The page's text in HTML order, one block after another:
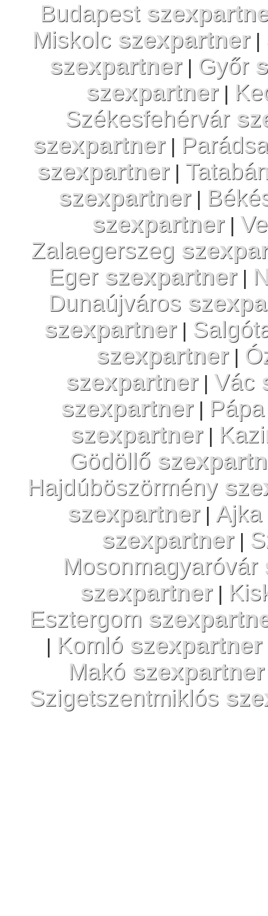
Budapest
Miskolc szexpartner|
szexpartner| Győr
szexpartner|
Székesfehérvár
szexpartner|
szexpartner|
szexpartner|
szexpartner|
Zalaegerszeg
Eger szexpartner|
Dunaújváros
szexpartner|
szexpartner|
szexpartner| Vác
szexpartner|
szexpartner|
Gödöllő
Hajdúböszörmény
szexpartner| Ajka
szexpartner|
Mosonmagyaróvár
szexpartner|
Esztergom
| Komló szexpartner
Makó szexpartner
Szigetszentmiklós